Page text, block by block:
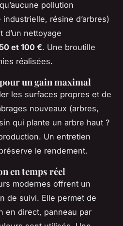
pollution
résine d’arbres)
d’un nettoyage
50 et 100 €. Une broutille
réalisées.
un gain maximal
les surfaces propres et de
nouveaux (arbres,
qui plante un arbre haut ?
Un entretien
le rendement.
en temps réel
modernes offrent un
de suivi. Elle permet de
en direct, panneau par